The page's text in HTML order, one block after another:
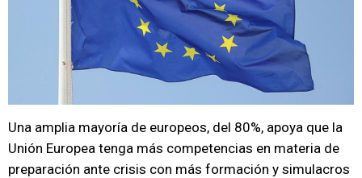
Una amplia mayoría de europeos, del 80%, apoya que la
Unión Europea tenga más competencias en materia de
preparación ante crisis con más formación y simulacros